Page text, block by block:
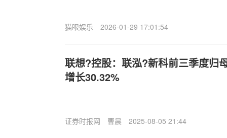
猫眼娱乐 2026-01-29 17:01:54
联想?控股：联泓?新科前三季度归
增长30.32%
证券时报网 曹晨 2025-08-05 21:44